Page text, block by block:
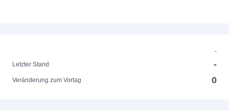
-
Letzter Stand
-
Veränderung zum Vortag 0